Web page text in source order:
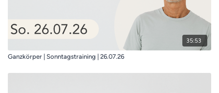
35:53
Ganzkörper | Sonntagstraining | 26.07.26